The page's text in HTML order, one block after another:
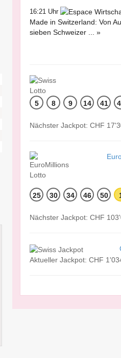
16:21 Uhr
Made in Switzerland: Von
sieben Schweizer ... »
5 8 9 14 41
Nächster Jackpot: CHF
25 30 34 46 50
Nächster Jackpot: CHF
Aktueller Jackpot: CHF